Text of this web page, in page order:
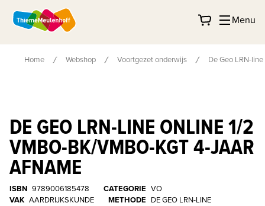
Menu
Home Webshop Voortgezet onderwijs De Geo LRN-
DE GEO LRN-LINE ONLINE 1/2
VMBO-BK/VMBO-KGT 4-JAAR
AFNAME
ISBN 9789006185478 CATEGORIE VO
VAK AARDRIJKSKUNDE METHODE DE GEO LRN-LINE